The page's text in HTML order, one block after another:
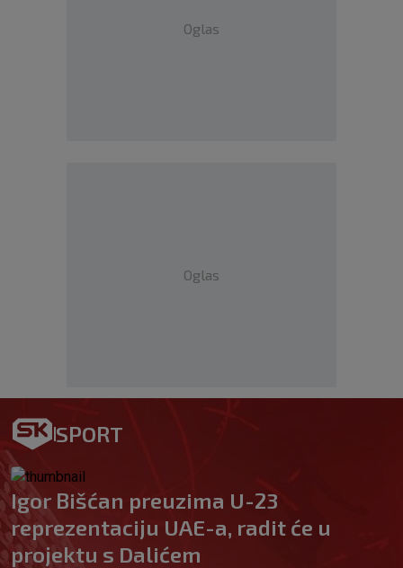
Oglas
Oglas
SPORT
Igor Bišćan preuzima U-23
reprezentaciju UAE-a, radit će u
projektu s Dalićem